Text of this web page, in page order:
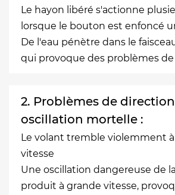
Le hayon libéré s'actionne
lorsque le bouton est enfoncé
De l'eau pénètre dans le
qui provoque des problèmes
2. Problèmes de
oscillation mortelle :
Le volant tremble violemment
vitesse
Une oscillation dangereuse de
produit à grande vitesse,